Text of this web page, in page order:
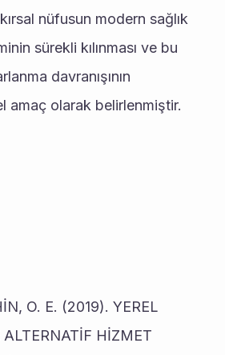
nüfusun modern sağlık
sürekli kılınması ve bu
davranışının
amaç olarak belirlenmiştir.
O. E. (2019). YEREL
HİZMET